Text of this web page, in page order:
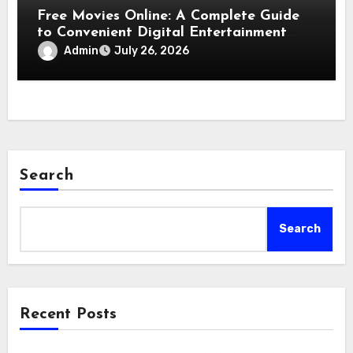
Free Movies Online: A Complete Guide
to Convenient Digital Entertainment
Options
Admin July 26, 2026
Search
Search
Recent Posts